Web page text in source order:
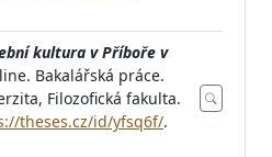
kultura v Příboře v
Bakalářská práce.
Filozofická fakulta.
theses.cz/id/yfsq6f/.